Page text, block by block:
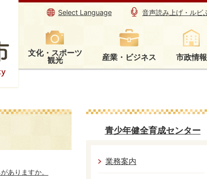
Select Language 音声読み上げ・ルビ
文化・スポーツ
観光 産業・ビジネス 市政情報
ありますか。
青少年健全育成センター
業務案内